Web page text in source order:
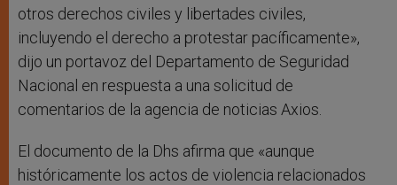
otros derechos civiles y libertades civiles,
incluyendo el derecho a protestar pacíficamente»,
dijo un portavoz del Departamento de Seguridad
Nacional en respuesta a una solicitud de
comentarios de la agencia de noticias Axios.
El documento de la Dhs afirma que «aunque
históricamente los actos de violencia relacionados